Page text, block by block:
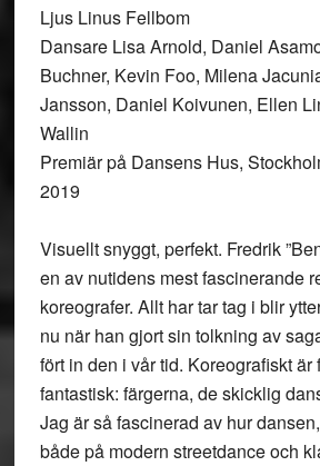
Ljus Linus Fellbom
Dansare Lisa Arnold, Daniel
Buchner, Kevin Foo, Milena
Jansson, Daniel Koivunen, Ellen
Wallin
Premiär på Dansens Hus,
2019
Visuellt snyggt, perfekt. Fredrik
en av nutidens mest fascinerande
koreografer. Allt har tar tag i blir
nu när han gjort sin tolkning av
fört in den i vår tid. Koreografiskt
fantastisk: färgerna, de skicklig
Jag är så fascinerad av hur
både på modern streetdance och